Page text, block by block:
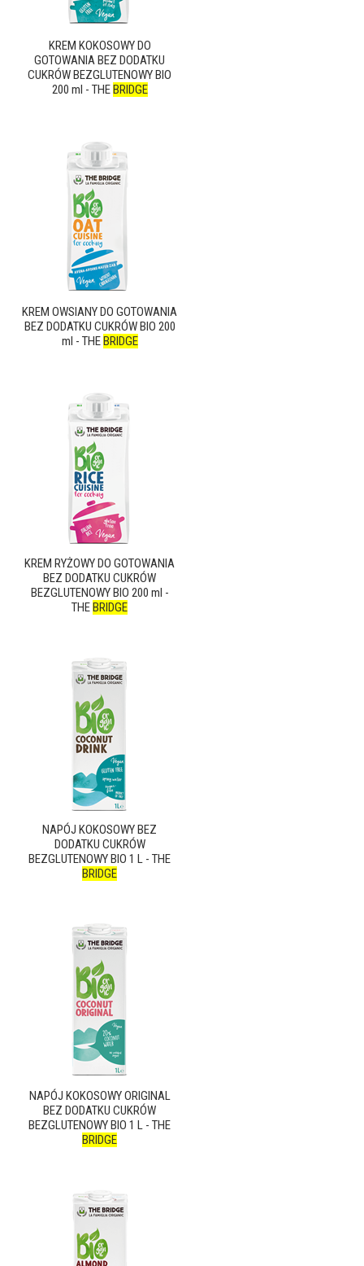
KREM KOKOSOWY DO
GOTOWANIA BEZ DODATKU
CUKRÓW BEZGLUTENOWY BIO
200 ml - THEBRIDGE
KREM OWSIANY DO GOTOWANIA
BEZ DODATKU CUKRÓW BIO 200
ml - THEBRIDGE
KREM RYŻOWY DO GOTOWANIA
BEZ DODATKU CUKRÓW
BEZGLUTENOWY BIO 200 ml -
THEBRIDGE
NAPÓJ KOKOSOWY BEZ
DODATKU CUKRÓW
BEZGLUTENOWY BIO 1 L - THE
BRIDGE
NAPÓJ KOKOSOWY ORIGINAL
BEZ DODATKU CUKRÓW
BEZGLUTENOWY BIO 1 L - THE
BRIDGE